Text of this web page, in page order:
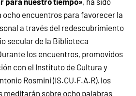
encuentros para favorecer la
a través del redescubrimiento
secular de la Biblioteca
los encuentros, promovidos
con el Instituto de Cultura y
Rosmini (IS.CU.F.A.R), los
meditarán sobre ocho palabras